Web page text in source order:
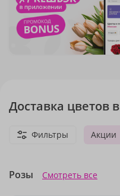
Доставка цветов
Акции
Фильтры
Розы Смотреть все